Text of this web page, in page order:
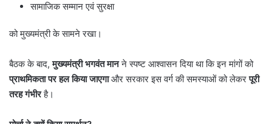
सामाजिक सम्मान एवं सुरक्षा
को मुख्यमंत्री के सामने रखा।
बैठक के बाद,मुख्यमंत्री भगवंत मानने स्पष्ट आश्वासन दिया था कि इन मांगों को
प्राथमिकता पर हल किया जाएगाऔर सरकार इस वर्ग की समस्याओं को लेकरपूरी
तरह गंभीरहै।